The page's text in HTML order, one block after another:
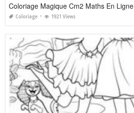
Coloriage Magique Cm2 Maths En Ligne
Coloriage 1921 Views